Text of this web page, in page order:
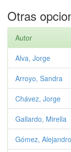
Otras
Autor
Alva, Jorge
Arroyo, Sandra
Chávez, Jorge
Gallardo, Mirella
Gómez, Alejandro